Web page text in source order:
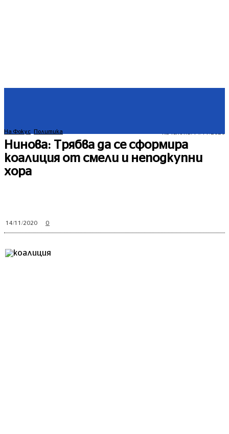
На Фокус Политика
Нинова: Трябва да се сформира
коалиция от смели и неподкупни
хора
14/11/2020 0